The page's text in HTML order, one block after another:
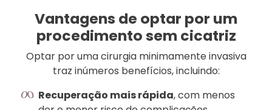
Vantagens de optar por um
procedimento sem cicatriz
Optar por uma cirurgia minimamente invasiva
traz inúmeros benefícios, incluindo:
Recuperação mais rápida, com menos